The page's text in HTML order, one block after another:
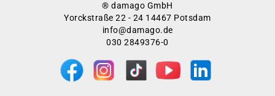
® damago GmbH
Yorckstraße 22 - 24 14467 Potsdam
info@damago.de
030 2849376-0